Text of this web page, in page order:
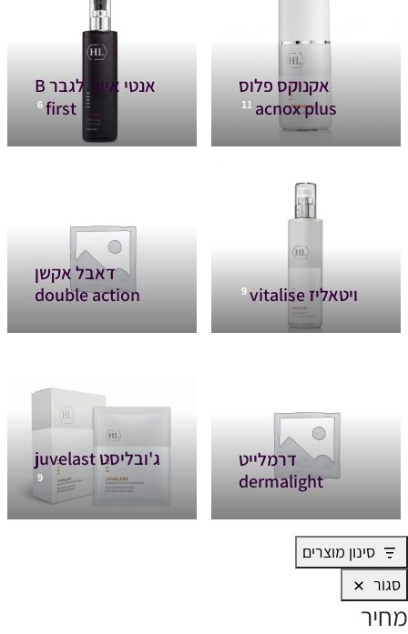
אקנוקס פלוס
acnox plus
11
אנטי אייג' לגבר B
first
6
ויטאליז vitalise 9
דאבל אקשן
double action
דרמלייט
dermalight
ג'ובליסט juvelast
9
סינון מוצרים
סגור
מחיר